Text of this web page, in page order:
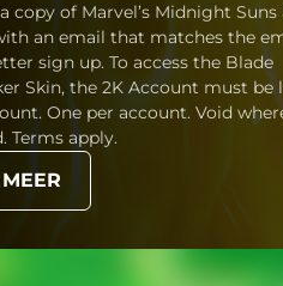
copy of Marvel’s Midnight Suns
an email that matches the
sign up. To access the Blade
Skin, the 2K Account must be
One per account. Void
Terms apply.